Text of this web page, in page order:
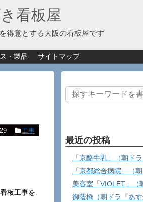
看板屋
得意とする大阪の看板屋です
・製品 サイトマップ
工事
板工事を
最近の投稿
「京酪牛乳」（朝ド
「京都総合病院」（
美容室「VIOLET」（
御蔭橋（朝ドラ『あす